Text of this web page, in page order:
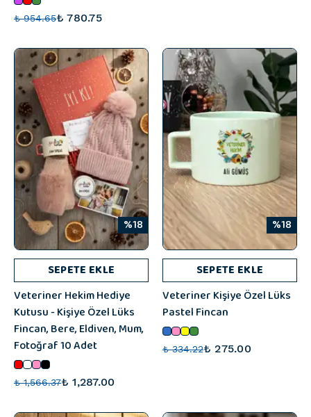
₺ 954.65₺ 780.75
%18
SEPETE EKLE
Veteriner Hekim Hediye
Kutusu - Kişiye Özel Lüks
Fincan, Bere, Eldiven, Mum,
Fotoğraf 10 Adet
₺ 1,566.37₺ 1,287.00
%18
SEPETE EKLE
Veteriner Kişiye Özel Lüks
Pastel Fincan
₺ 334.22₺ 275.00